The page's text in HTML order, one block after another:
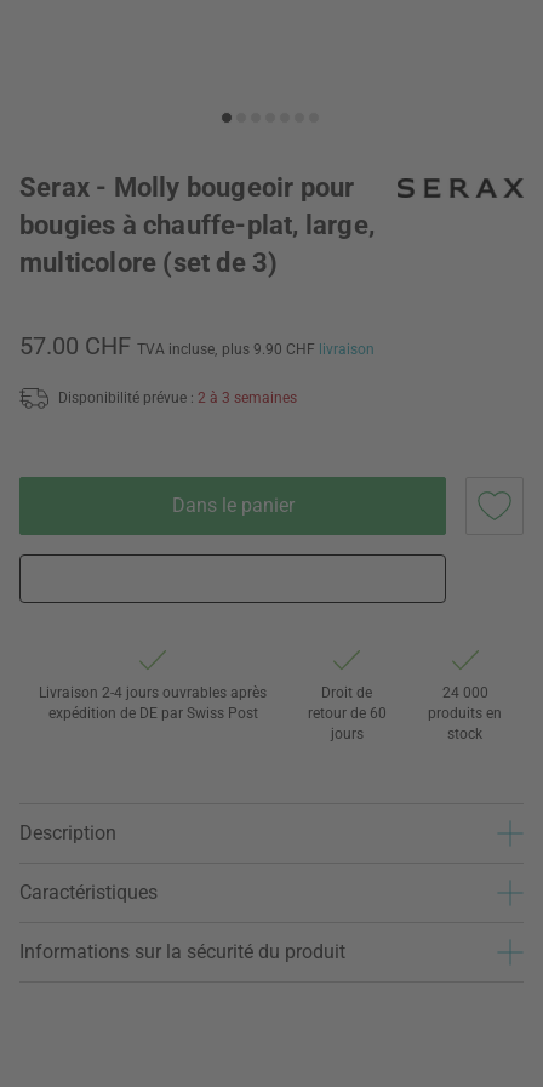
Serax - Molly bougeoir pour
bougies à chauffe-plat, large,
multicolore (set de 3)
57.00 CHF TVA incluse, plus 9.90 CHF livraison
Disponibilité prévue : 2 à 3 semaines
Dans le panier
Livraison 2-4 jours ouvrables après
expédition de DE par Swiss Post
Droit de
retour de 60
jours
24 000
produits en
stock
Description
Caractéristiques
Informations sur la sécurité du produit